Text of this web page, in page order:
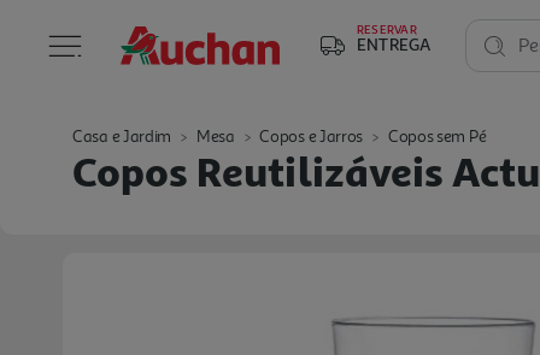
RESERVAR
ENTREGA
Casa e Jardim Mesa Copos e Jarros Copos sem Pé
Copos Reutilizáveis